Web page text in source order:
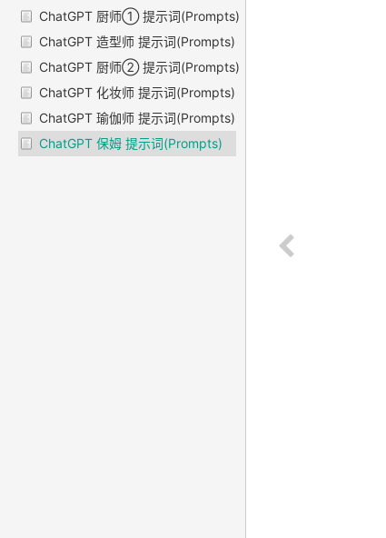
ChatGPT 厨师① 提示词(Prompts)
ChatGPT 造型师 提示词(Prompts)
ChatGPT 厨师② 提示词(Prompts)
ChatGPT 化妆师 提示词(Prompts)
ChatGPT 瑜伽师 提示词(Prompts)
ChatGPT 保姆 提示词(Prompts)